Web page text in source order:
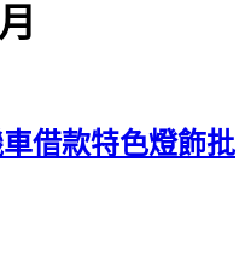
借款特色燈飾批